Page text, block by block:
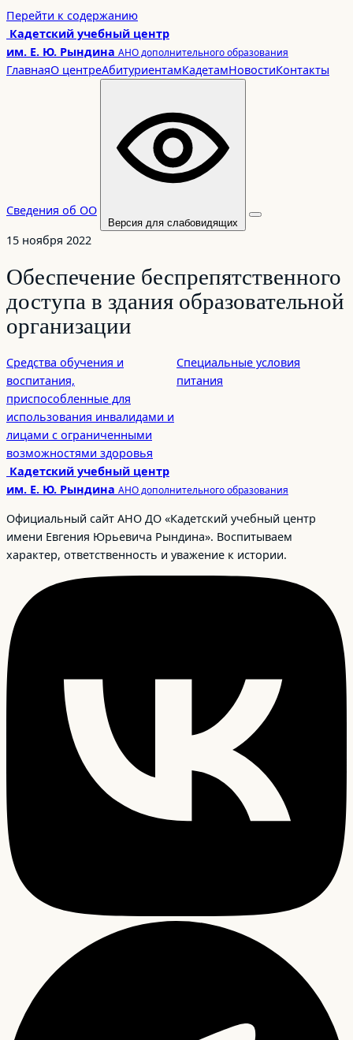
Перейти
к
содержимому
Перейти к содержанию
Кадетский учебный центр
им. Е. Ю. Рындина АНО дополнительного образования
ГлавнаяО центреАбитуриентамКадетамНовостиКонтакты
Сведения об ОО
Версия для слабовидящих
15 ноября 2022
Обеспечение беспрепятственного
доступа в здания образовательной
организации
Средства обучения и
воспитания,
приспособленные для
использования инвалидами и
лицами с ограниченными
возможностями здоровья
Специальные условия
питания
Кадетский учебный центр
им. Е. Ю. Рындина АНО дополнительного образования
Официальный сайт АНО ДО «Кадетский учебный центр
имени Евгения Юрьевича Рындина». Воспитываем
характер, ответственность и уважение к истории.